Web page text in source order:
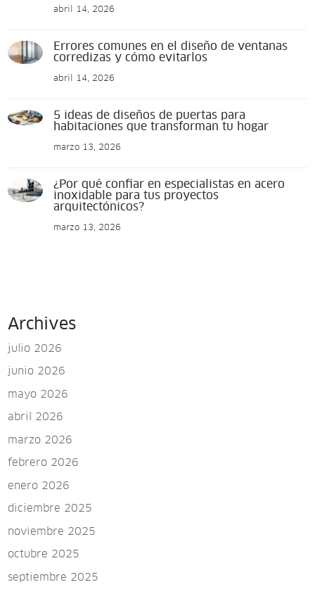
abril 14, 2026
Errores comunes en el diseño de ventanas
corredizas y cómo evitarlos
abril 14, 2026
5 ideas de diseños de puertas para
habitaciones que transforman tu hogar
marzo 13, 2026
¿Por qué confiar en especialistas en acero
inoxidable para tus proyectos
arquitectónicos?
marzo 13, 2026
Archives
julio 2026
junio 2026
mayo 2026
abril 2026
marzo 2026
febrero 2026
enero 2026
diciembre 2025
noviembre 2025
octubre 2025
septiembre 2025